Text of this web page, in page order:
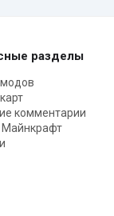
разделы
комментарии